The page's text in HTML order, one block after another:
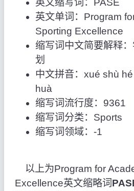
英文缩写词：PASE
英文单词：Program
Sporting Excellence
缩写词中文简要解释
划
中文拼音：xué shù
huà
缩写词流行度：9361
缩写词分类：Sports
缩写词领域：-1
以上为Program for
Excellence英文缩略词